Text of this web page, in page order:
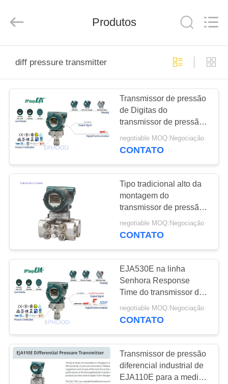
CASA
PRODUTOS
SOBRE
NÓS
VISITA
FÁBRICA
CONTROLE
DE
QUALIDADE
CONTACTE-
NOS
NOTÍCIAS
Equipment
Rights
Produtos
diff pressure transmitter
Transmissor de pressão
de Digitas do
transmissor de pressão
de High Performance
Diff do modelo de
negotiable MOQ:Negociação
CONTATO
Tipo tradicional alto da
montagem do
transmissor de pressão
do calibre de Yokogawa
EJA440E
negotiable MOQ:Negociação
CONTATO
EJA530E na linha
Senhora Response
Time do transmissor de
pressão diferencial 90
da montagem
negotiable MOQ:Negociação
CONTATO
Transmissor de pressão
diferencial industrial de
EJA110E para a medida